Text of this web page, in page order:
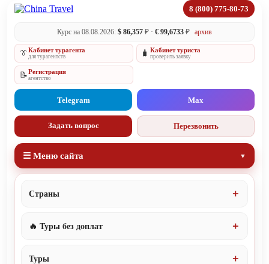
8 (800) 775-80-73
Курс на 08.08.2026: $ 86,357 ₽ · € 99,6733 ₽ архив
👔Кабинет турагента
для турагентств 🧳 Кабинет туриста
проверить заявку
📝Регистрация
агентство
Telegram Max
Задать вопрос Перезвонить
☰ Меню сайта
Страны
🔥 Туры без доплат
Туры